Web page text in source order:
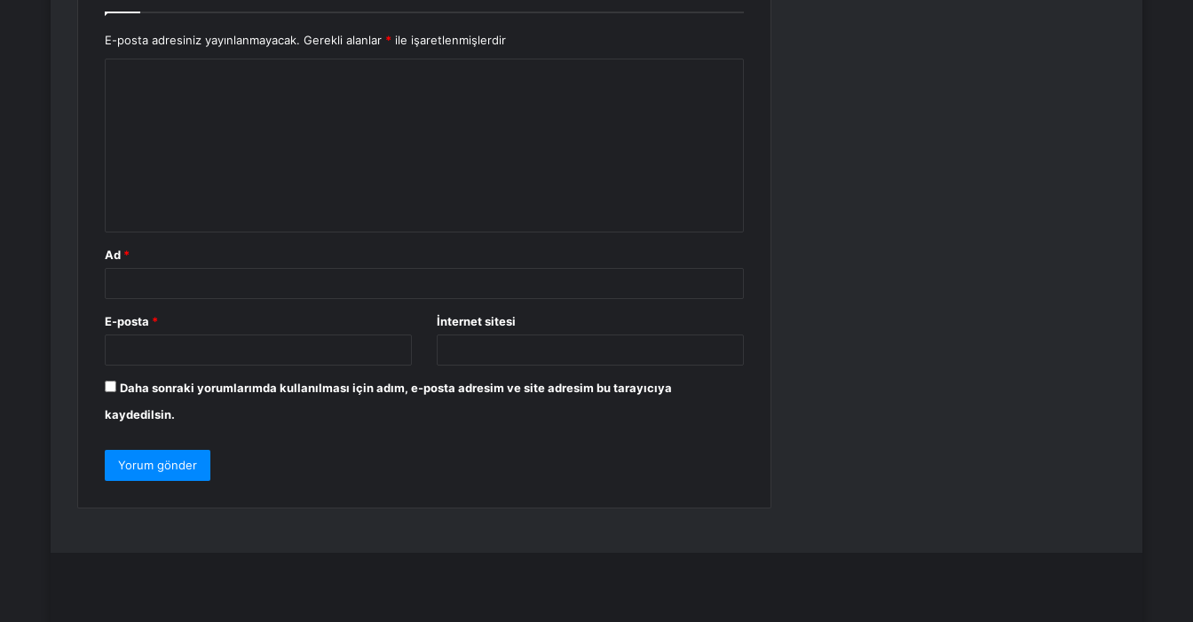
E-posta adresiniz yayınlanmayacak. Gerekli alanlar * ile işaretlenmişlerdir
Ad *
E-posta * İnternet sitesi
Daha sonraki yorumlarımda kullanılması için adım, e-posta adresim ve site adresim bu tarayıcıya
kaydedilsin.